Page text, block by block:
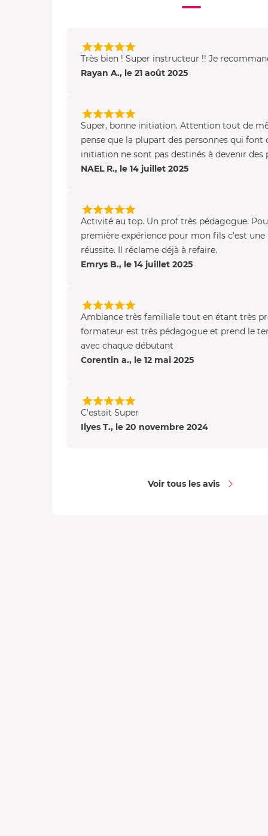
Très bien ! Super instructeur !! Je
Rayan A., le 21 août 2025
Super, bonne initiation. Attention tout de
pense que la plupart des personnes qui font
initiation ne sont pas destinés à devenir des
NAEL R., le 14 juillet 2025
Activité au top. Un prof très pédagogue.
première expérience pour mon fils c'est une
réussite. Il réclame déjà à refaire.
Emrys B., le 14 juillet 2025
Ambiance très familiale tout en étant très
formateur est très pédagogue et prend le
avec chaque débutant
Corentin a., le 12 mai 2025
C'estait Super
Ilyes T., le 20 novembre 2024
Voir tous les avis